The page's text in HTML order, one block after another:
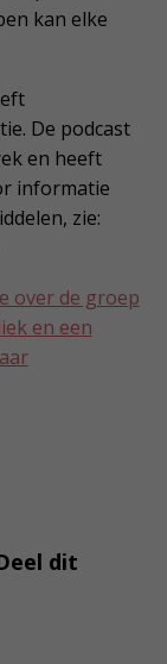
kan elke
De podcast
en heeft
informatie
zie:
over de groep
en een
dit